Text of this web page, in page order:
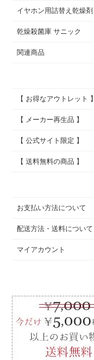
イヤホン用詰替え乾燥剤
乾燥殺菌庫 サニック
関連商品
【 お得なアウトレット 】
【 メーカー再生品 】
【 公式サイト限定 】
【 送料無料の商品 】
お支払い方法について
配送方法・送料について
マイアカウント